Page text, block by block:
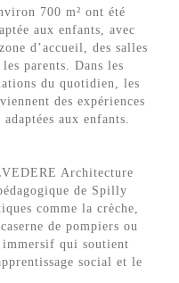
700 m² ont été
aux enfants, avec
d’accueil, des salles
parents. Dans les
du quotidien, les
des expériences
aux enfants.
Architecture
de Spilly
comme la crèche,
de pompiers ou
immersif qui soutient
social et le